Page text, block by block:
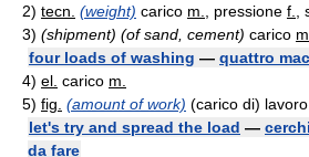
2) tecn. (weight) carico m. , pressione f.
3) (shipment) (of sand, cement) carico m.
four loads of washing — quattro
4) el. carico m.
5) fig. (amount of work) (carico di) lavoro
let's try and spread the load —
da fare